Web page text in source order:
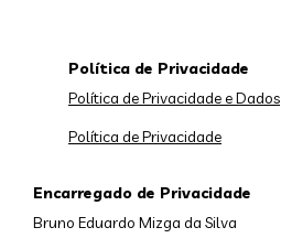
Política de Privacidade
Política de Privacidade e Dados
Política de Privacidade
Encarregado de Privacidade
Bruno Eduardo Mizga da Silva